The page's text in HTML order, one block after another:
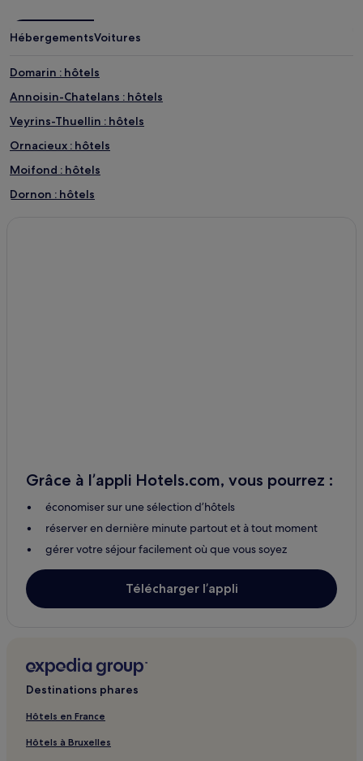
HébergementsVoitures
Domarin : hôtels
Annoisin-Chatelans : hôtels
Veyrins-Thuellin : hôtels
Ornacieux : hôtels
Moifond : hôtels
Dornon : hôtels
Surbaix : hôtels
Centre Ville : hôtels Hôtels avec parking
Mépin : hôtels
L'isle-D'abeau : hôtels
Bourgoin-Jallieu : hôtels
Saint-Priest : hôtels Hôtels avec parking
Chabons : hôtels
Grâce à l’appli Hotels.com, vous pourrez :
économiser sur une sélection d’hôtels
réserver en dernière minute partout et à tout moment
gérer votre séjour facilement où que vous soyez
Télécharger l’appli
Destinations phares
Hôtels en France
Hôtels à Bruxelles